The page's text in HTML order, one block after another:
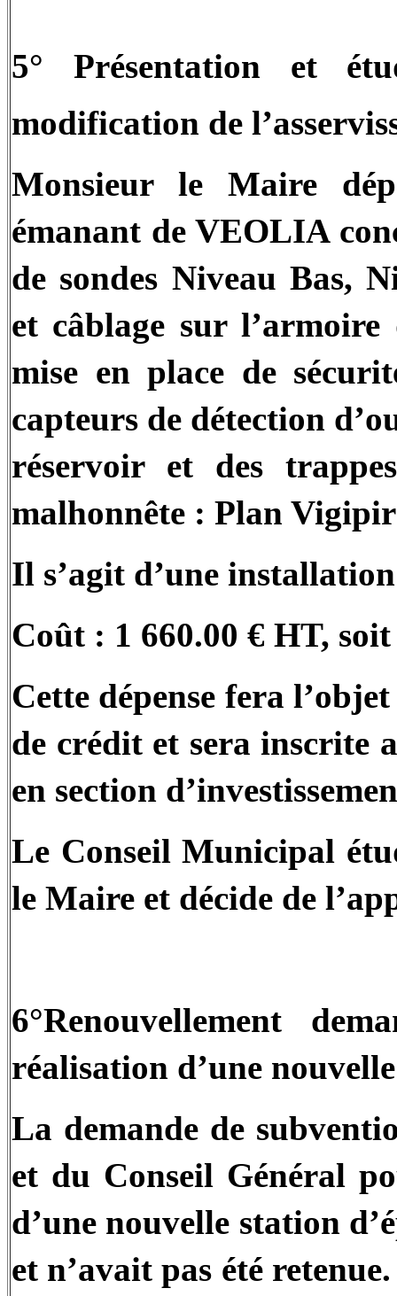
5° Présentation et
modification de
Monsieur le Maire
émanant de VEOLIA
de sondes Niveau Bas,
et câblage sur
mise en place de
capteurs de détection
réservoir et des
malhonnête : Plan
Il s’agit d’une
Coût : 1 660.00 € HT,
Cette dépense fera
de crédit et sera inscrite
en section
Le Conseil Municipal
le Maire et décide de
6°Renouvellement
réalisation d’une
La demande de
et du Conseil Général
d’une nouvelle station
et n’avait pas été